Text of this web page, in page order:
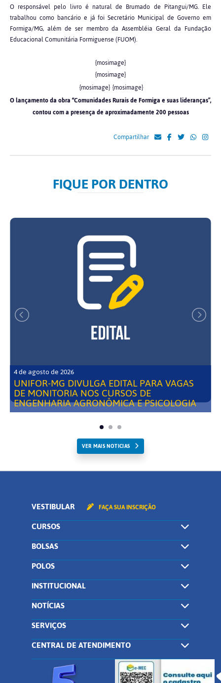
O responsável pelo livro é natural de Brumado de Pitangui/MG. Ele
trabalhou como bancário e já foi Secretário Municipal de Governo em
Formiga/MG, além de ser membro da Assembléia Geral da Fundação
Educacional Comunitária Formiguense (FUOM).
{mosimage}
{mosimage}
{mosimage} {mosimage}
O lançamento da obra “Comunidades Rurais de Formiga e suas lideranças”,
contou com a presença de aproximadamente 200 pessoas
Compartilhar
FIQUE POR DENTRO
4 de agosto de 2026
UNIFOR-MG DIVULGA EDITAL PARA VAGAS
DE MONITORIA NOS CURSOS DE
ENGENHARIA AGRONÔMICA E PSICOLOGIA
VER MAIS NOTICIAS
VESTIBULAR FAÇA SUA INSCRIÇÃO
CURSOS
BOLSAS
POLOS
INSTITUCIONAL
NOTÍCIAS
SERVIÇOS
CENTRAL DE ATENDIMENTO